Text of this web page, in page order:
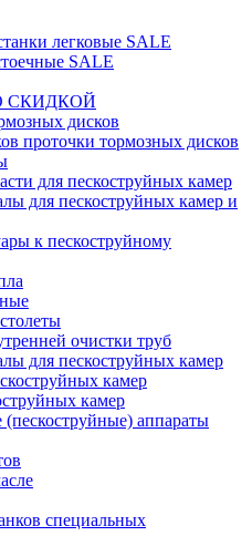
легковые SALE
SALE
СКИДКОЙ
дисков
проточки тормозных дисков
для пескоструйных камер
для пескоструйных камер и
к пескоструйному
очистки труб
для пескоструйных камер
камер
камер
аппараты
специальных